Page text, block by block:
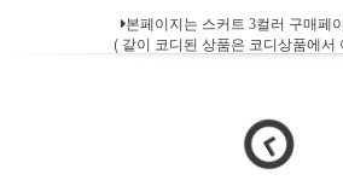
본페이지는 스커트 3컬러 구매페
( 같이 코디된 상품은 코디상품에서